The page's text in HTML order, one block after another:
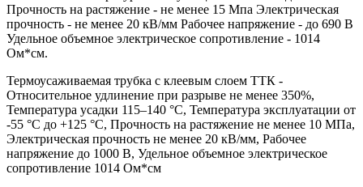
Прочность на растяжение - не менее 15 Мпа Электрическая
прочность - не менее 20 кВ/мм Рабочее напряжение - до 690 В
Удельное объемное электрическое сопротивление - 1014
Ом*см.
Термоусаживаемая трубка с клеевым слоем ТТК -
Относительное удлинение при разрыве не менее 350%,
Температура усадки 115–140 °C, Температура эксплуатации от
-55 °C до +125 °C, Прочность на растяжение не менее 10 МПа,
Электрическая прочность не менее 20 кВ/мм, Рабочее
напряжение до 1000 В, Удельное объемное электрическое
сопротивление 1014 Ом*см